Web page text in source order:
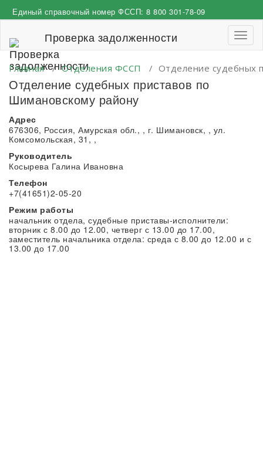
к
Единый справочный номер ФССП: 8 800 301-78-09
Проверка задолженности
Главная/Отделения ФССП / Отделение судебных
Отделение судебных приставов по
Шимановскому району
Адрес
676306, Россия, Амурская обл., , г. Шимановск, , ул.
Комсомольская, 31, ,
Руководитель
Косырева Галина Ивановна
Телефон
+7(41651)2-05-20
Режим работы
начальник отдела, судебные приставы-исполнители:
вторник с 8.00 до 12.00, четверг с 13.00 до 17.00,
заместитель начальника отдела: среда с 8.00 до 12.00 и с
13.00 до 17.00